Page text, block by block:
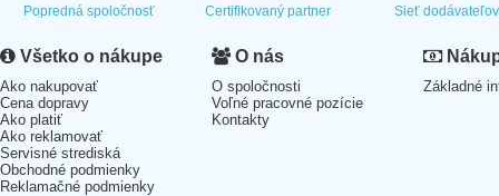
Popredná spoločnosť Certifikovaný partner Sieť dodávateľov
Všetko o nákupe
Ako nakupovať
Cena dopravy
Ako platiť
Ako reklamovať
Servisné strediská
Obchodné podmienky
Reklamačné podmienky
O nás
O spoločnosti
Voľné pracovné pozície
Kontakty
Základné